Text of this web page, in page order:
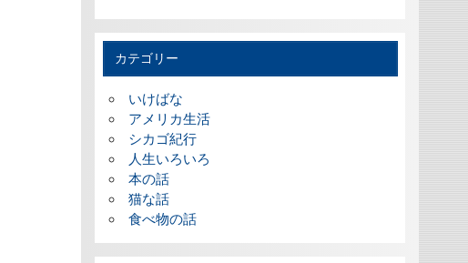
カテゴリー
いけばな
アメリカ生活
シカゴ紀行
人生いろいろ
本の話
猫な話
食べ物の話